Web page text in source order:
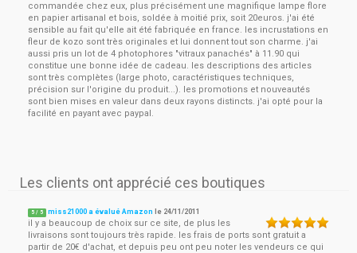
commandée chez eux, plus précisément une magnifique lampe flore
en papier artisanal et bois, soldée à moitié prix, soit 20euros. j'ai été
sensible au fait qu'elle ait été fabriquée en france. les incrustations en
fleur de kozo sont très originales et lui donnent tout son charme. j'ai
aussi pris un lot de 4 photophores "vitraux panachés" à 11.90 qui
constitue une bonne idée de cadeau. les descriptions des articles
sont très complètes (large photo, caractéristiques techniques,
précision sur l'origine du produit...). les promotions et nouveautés
sont bien mises en valeur dans deux rayons distincts. j'ai opté pour la
facilité en payant avec paypal.
Les clients ont apprécié ces boutiques
5 / 5 miss21000 a évalué Amazon le 24/11/2011
il y a beaucoup de choix sur ce site, de plus les
livraisons sont toujours très rapide. les frais de ports sont gratuit a
partir de 20€ d'achat, et depuis peu ont peu noter les vendeurs ce qui